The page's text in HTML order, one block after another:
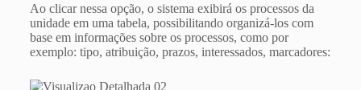
Ao clicar nessa opção, o sistema exibirá os processos da
unidade em uma tabela, possibilitando organizá-los com
base em informações sobre os processos, como por
exemplo: tipo, atribuição, prazos, interessados, marcadores: